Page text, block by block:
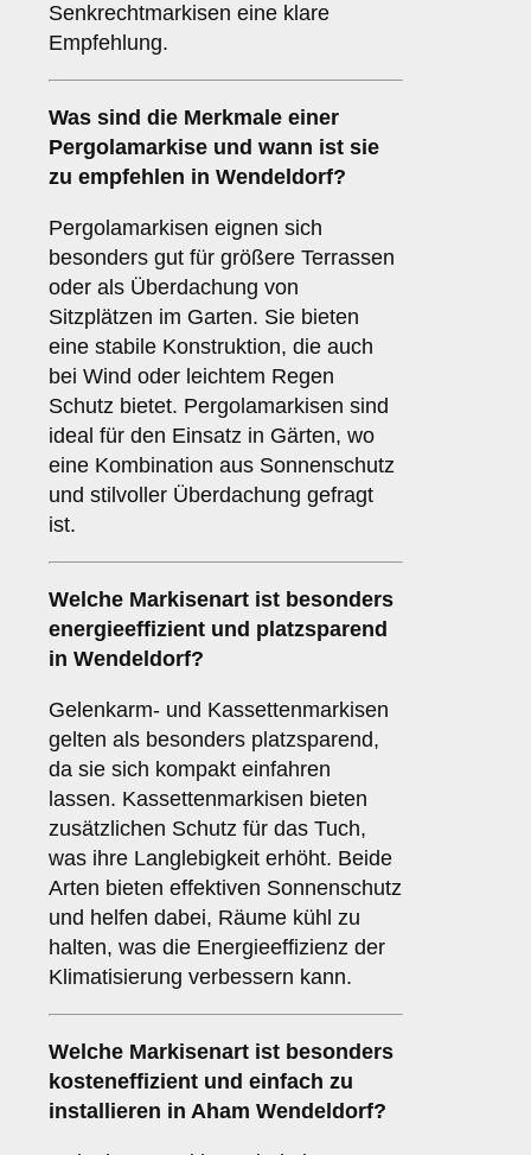
Senkrechtmarkisen eine klare
Empfehlung.
Was sind die Merkmale einer
Pergolamarkise und wann ist sie
zu empfehlen in Wendeldorf?
Pergolamarkisen eignen sich
besonders gut für größere Terrassen
oder als Überdachung von
Sitzplätzen im Garten. Sie bieten
eine stabile Konstruktion, die auch
bei Wind oder leichtem Regen
Schutz bietet. Pergolamarkisen sind
ideal für den Einsatz in Gärten, wo
eine Kombination aus Sonnenschutz
und stilvoller Überdachung gefragt
ist.
Welche Markisenart ist besonders
energieeffizient und platzsparend
in Wendeldorf?
Gelenkarm- und Kassettenmarkisen
gelten als besonders platzsparend,
da sie sich kompakt einfahren
lassen. Kassettenmarkisen bieten
zusätzlichen Schutz für das Tuch,
was ihre Langlebigkeit erhöht. Beide
Arten bieten effektiven Sonnenschutz
und helfen dabei, Räume kühl zu
halten, was die Energieeffizienz der
Klimatisierung verbessern kann.
Welche Markisenart ist besonders
kosteneffizient und einfach zu
installieren in Aham Wendeldorf?